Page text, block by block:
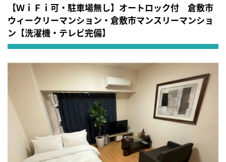
【ＷｉＦｉ可・駐車場無し】オートロック付 倉敷市
ウィークリーマンション・倉敷市マンスリーマンショ
ン【洗濯機・テレビ完備】